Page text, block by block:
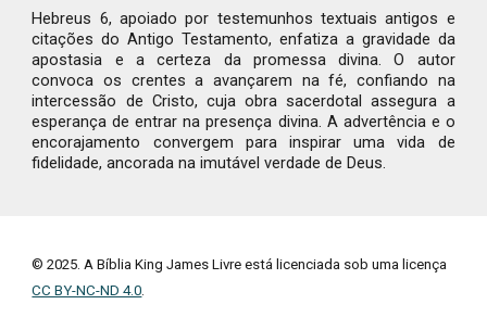
Hebreus 6, apoiado por testemunhos textuais antigos e
citações do Antigo Testamento, enfatiza a gravidade da
apostasia e a certeza da promessa divina. O autor
convoca os crentes a avançarem na fé, confiando na
intercessão de Cristo, cuja obra sacerdotal assegura a
esperança de entrar na presença divina. A advertência e o
encorajamento convergem para inspirar uma vida de
fidelidade, ancorada na imutável verdade de Deus.
© 2025. A Bíblia King James Livre está licenciada sob uma licença
CC BY-NC-ND 4.0.